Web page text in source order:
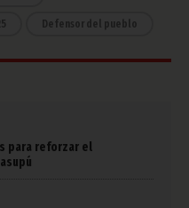
Defensor del pueblo
para reforzar el